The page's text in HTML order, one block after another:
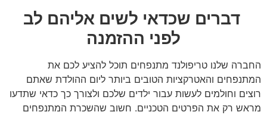
דברים שכדאי לשים אליהם לב
לפני ההזמנה
החברה שלנו טריפולנד מתנפחים תוכל להציע לכם את
המתנפחים והאטרקציות הטובים ביותר ליום ההולדת שאתם
רוצים וחולמים לעשות עבור ילדים שלכם ולצורך כך כדאי שתדעו
מראש רק את הפרטים הטכניים. חשוב שהשכרת המתנפחים